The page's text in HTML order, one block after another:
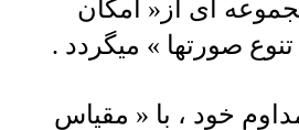
ای از« امکان
صورتها » میگردد .
خود ، با « مقیاس